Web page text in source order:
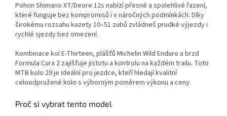
Pohon Shimano XT/Deore 12s nabízí přesné a spolehlivé řazení,
které funguje bez kompromisů i v náročných podmínkách. Díky
širokému rozsahu kazety 10–51 zubů zvládneš prudké výjezdy i
rychlé sjezdy bez omezení.
Kombinace kol E-Thirteen, plášťů Michelin Wild Enduro a brzd
Formula Cura 2 zajišťuje jistotu a kontrolu na každém trailu. Toto
MTB kolo 29 je ideální pro jezdce, kteří hledají kvalitní
celoodpružené kolo s výborným poměrem výkonu a ceny.
Proč si vybrat tento model